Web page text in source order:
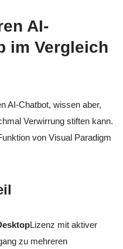
AI-
im Vergleich
AI-Chatbot, wissen aber,
Verwirrung stiften kann.
von Visual Paradigm
Lizenz mit aktiver
zu mehreren